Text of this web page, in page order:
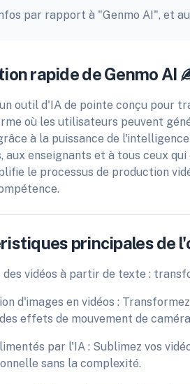
par rapport à "Genmo AI", et
rapide de Genmo AI
outil d'IA de pointe conçu pour
où les utilisateurs peuvent
à la puissance de
aux enseignants et à tous ceux
le processus de production
principales de
des vidéos à partir de texte :
d'images en vidéos :
effets de mouvement de
par l'IA : Sublimez vos
sans la complexité.